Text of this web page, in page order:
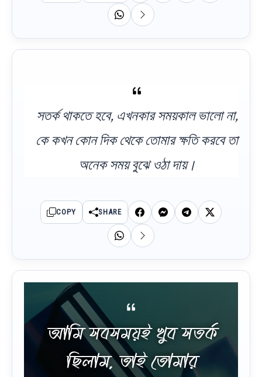
সতর্ক থাকতে হবে, এখনকার সময়কাল ভালো না,
কে কখন কোন দিক থেকে তোমার ক্ষতি করবে তা
অনেক সময় বুঝে ওঠা দায়।
COPY SHARE
আমি সবসময়ই খুব সতর্ক
ছিলাম, তাই তোমার